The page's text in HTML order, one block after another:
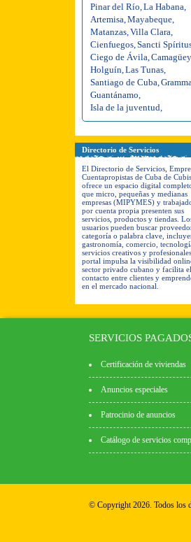
Pinar del Río La Habana
Artemisa Mayabeque
Matanzas Villa Clara
Cienfuegos Sancti
Ciego de Ávila Camagüey
Holguín Las Tunas
Santiago de Cuba Gramma
Guantánamo
Isla de la juventud
Directorio de Servicios
El Directorio de Servicios,
Cuentapropistas de Cuba de
ofrece un espacio digital
que micro, pequeñas y medianas
empresas (MIPYMES) y
por cuenta propia presenten sus
servicios, productos y tiendas.
usuarios pueden buscar
categoría o palabra clave,
gastronomía, comercio,
servicios creativos y
portal impulsa la visibilidad
sector privado cubano y facilita el
contacto entre clientes y
en el mercado nacional.
SERVICIOS
Certificación de viviendas
Anuncios especiales
Patrocinio de anuncios
Catálogo de servicios
© Copyright 2026. Todos los